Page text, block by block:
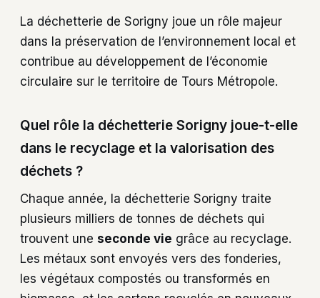
La déchetterie de Sorigny joue un rôle majeur
dans la préservation de l’environnement local et
contribue au développement de l’économie
circulaire sur le territoire de Tours Métropole.
Quel rôle la déchetterie Sorigny joue-t-elle
dans le recyclage et la valorisation des
déchets ?
Chaque année, la déchetterie Sorigny traite
plusieurs milliers de tonnes de déchets qui
trouvent une seconde vie grâce au recyclage.
Les métaux sont envoyés vers des fonderies,
les végétaux compostés ou transformés en